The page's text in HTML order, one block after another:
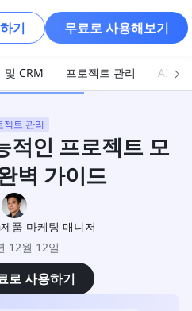
기 무료로 사용해보기
및 CRM 프로젝트 관리 AI 및
젝트 관리
적인 프로젝트 모
벽 가이드
제품 마케팅 매니저
12월 12일
로 사용하기